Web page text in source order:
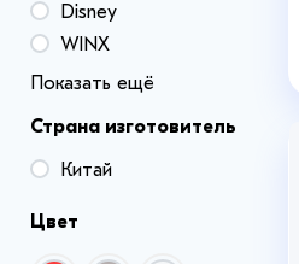
Disney
WINX
Показать ещё
Страна изготовитель
Китай
Цвет